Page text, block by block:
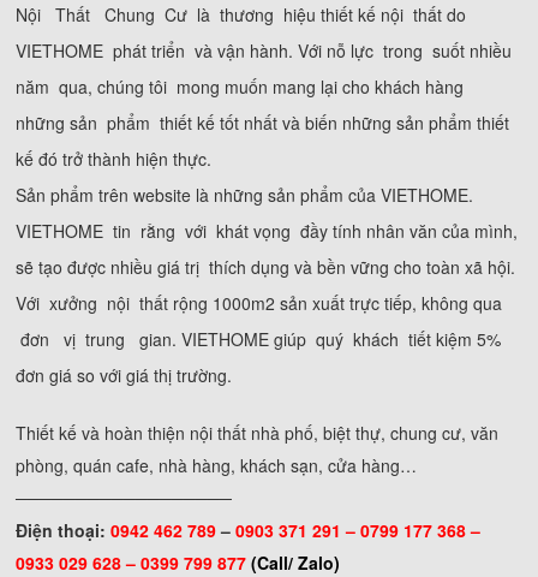
Nội Thất Chung Cư là thương hiệu thiết kế nội thất do
VIETHOME phát triển và vận hành. Với nỗ lực trong suốt nhiều
năm qua, chúng tôi mong muốn mang lại cho khách hàng
những sản phẩm thiết kế tốt nhất và biến những sản phẩm thiết
kế đó trở thành hiện thực.
Sản phẩm trên website là những sản phẩm của VIETHOME.
VIETHOME tin rằng với khát vọng đầy tính nhân văn của mình,
sẽ tạo được nhiều giá trị thích dụng và bền vững cho toàn xã hội.
Với xưởng nội thất rộng 1000m2 sản xuất trực tiếp, không qua
đơn vị trung gian. VIETHOME giúp quý khách tiết kiệm 5%
đơn giá so với giá thị trường.
Thiết kế và hoàn thiện nội thất nhà phố, biệt thự, chung cư, văn
phòng, quán cafe, nhà hàng, khách sạn, cửa hàng…
──────────────────
Điện thoại:0942 462 789–0903 371 291 –0799 177 368 –
0933 029 628 – 0399 799 877(Call/ Zalo)